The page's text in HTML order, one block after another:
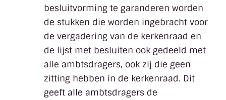
besluitvorming te garanderen worden
de stukken die worden ingebracht voor
de vergadering van de kerkenraad en
de lijst met besluiten ook gedeeld met
alle ambtsdragers, ook zij die geen
zitting hebben in de kerkenraad. Dit
geeft alle ambtsdragers de